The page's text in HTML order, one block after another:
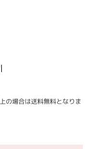
の場合は送料無料となりま